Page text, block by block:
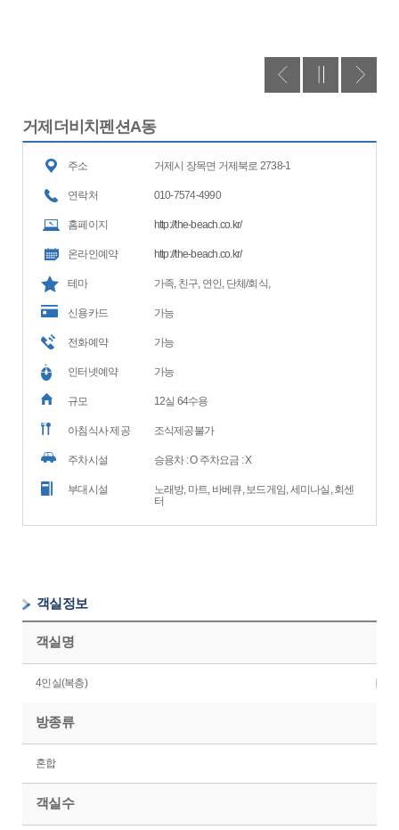
거제더비치펜션A동
주소 거제시 장목면 거제북로 2738-1
연락처 010-7574-4990
홈페이지 http://the-beach.co.kr/
온라인예약 http://the-beach.co.kr/
테마 가족, 친구, 연인, 단체/회식,
신용카드 가능
전화예약 가능
인터넷예약 가능
규모 12실 64수용
아침식사 제공 조식제공불가
주차시설 승용차 : O 주차요금 : X
부대시설
노래방, 마트, 바베큐, 보드게임, 세미나실, 회센
터
객실정보
객실명
4인실(복층)
방종류
혼합
객실수